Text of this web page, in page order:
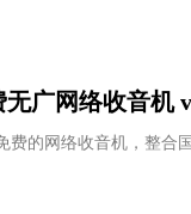
广网络收音机
费的网络收音机，整合